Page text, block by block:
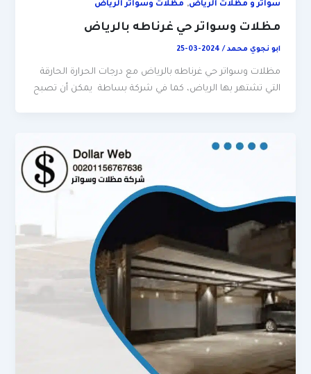
سواتر و مظلات الرياض, مظلات وسواتر الرياض
مظلات وسواتر حي غرناطه بالرياض
ابو نجوي محمد/
2024-03-25
مظلات وسواتر حي غرناطه بالرياض مع درجات الحرارة الحارقة
التي تشتهر بها الرياض، كما في شركة بساطة يمكن أن تصبح